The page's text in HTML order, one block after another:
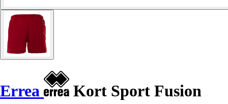
Errea
Kort Sport Fusion